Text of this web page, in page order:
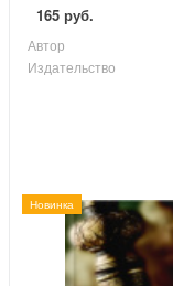
165 руб.
Автор
Издательство
Новинка